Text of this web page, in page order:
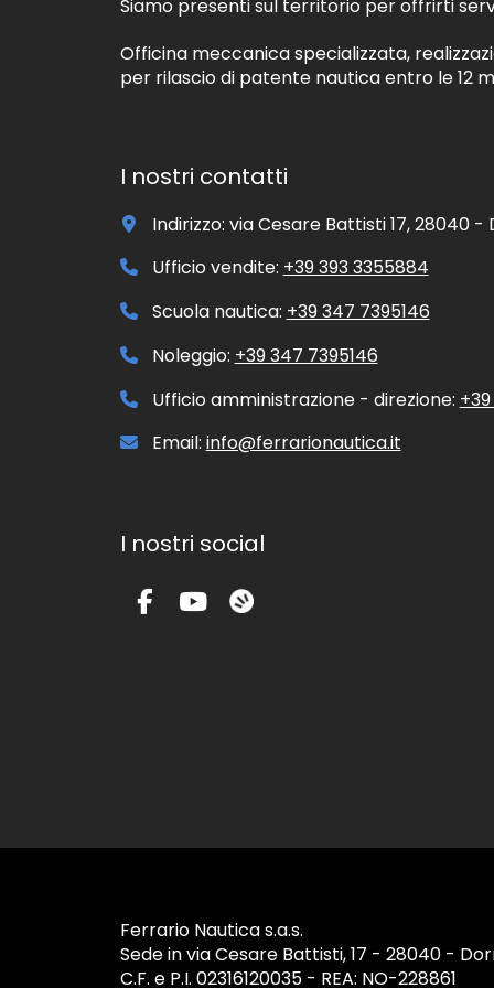
i
a
t
l
.
e
i
a
l
f
r
a
i
v
o
e
/
o
p
r
z
i
Siamo presenti sul territorio per offrirti
Officina meccanica specializzata,
per rilascio di patente nautica entro le 12
I nostri contatti
Indirizzo: via Cesare Battisti 17, 28040
Ufficio vendite: +39 393 3355884
Scuola nautica: +39 347 7395146
Noleggio: +39 347 7395146
Ufficio amministrazione - direzione:
Email: info@ferrarionautica.it
I nostri social
Ferrario Nautica s.a.s.
Sede in via Cesare Battisti, 17 - 28040 -
C.F. e P.I. 02316120035 - REA: NO-228861